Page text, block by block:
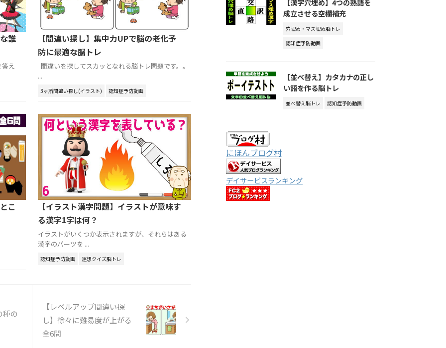
誰
え
【間違い探し】集中力UPで脳の老化予
防に最適な脳トレ
間違いを探してスカッとなれる脳トレ問題です。。
...
3ヶ所間違い探し(イラスト) 認知症予防動画
こ
【イラスト漢字問題】イラストが意味す
る漢字1字は何？
イラストがいくつか表示されますが、それらはある
漢字のパーツを ...
認知症予防動画 連想クイズ脳トレ
種の
【レベルアップ間違い探
し】徐々に難易度が上がる
全6問
【漢字穴埋め】4つの熟語を
成立させる空欄補充
穴埋め・マス埋め脳トレ
認知症予防動画
【並べ替え】カタカナの正し
い語を作る脳トレ
並べ替え脳トレ 認知症予防動画
にほんブログ村
デイサービスランキング